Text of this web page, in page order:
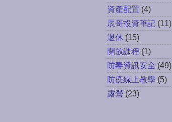
資產配置 (4)
辰哥投資筆記 (11)
退休 (15)
開放課程 (1)
防毒資訊安全 (49)
防疫線上教學 (5)
露營 (23)